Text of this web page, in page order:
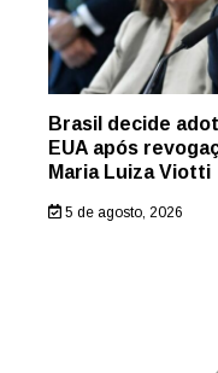
Brasil decide
EUA após
Maria Luiza Viotti
5 de agosto, 2026